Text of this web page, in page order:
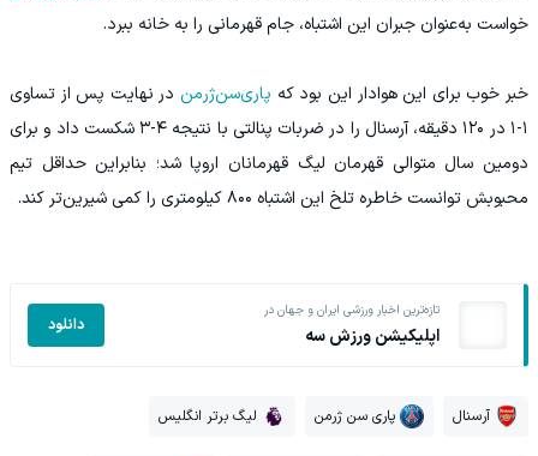
خواست به‌عنوان جبران این اشتباه، جام قهرمانی را به خانه ببرد.
خبر خوب برای این هوادار این بود که پاری‌سن‌ژرمن در نهایت پس از تساوی
۱-۱ در ۱۲۰ دقیقه، آرسنال را در ضربات پنالتی با نتیجه ۴-۳ شکست داد و برای
دومین سال متوالی قهرمان لیگ قهرمانان اروپا شد؛ بنابراین حداقل تیم
محبوبش توانست خاطره تلخ این اشتباه ۸۰۰ کیلومتری را کمی شیرین‌تر کند.
تازه‌ترین اخبار ورزشی ایران و جهان در
اپلیکیشن ورزش سه دانلود
آرسنال پاری سن ژرمن لیگ برتر انگلیس